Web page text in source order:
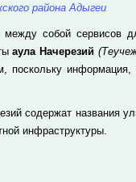
района Адыгеи
собой сервисов
аула Начерезий
поскольку
содержат названия
инфраструктуры.